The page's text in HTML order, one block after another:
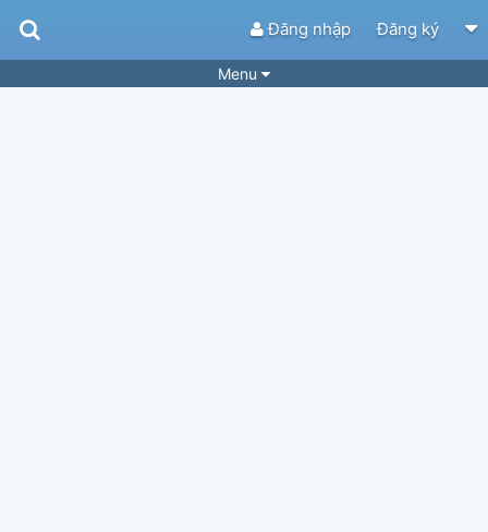
Đăng nhập Đăng ký
Menu